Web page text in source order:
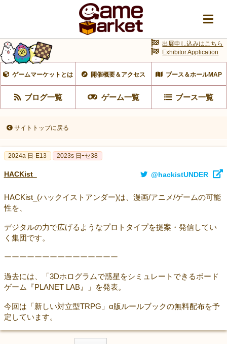
ゲームマーケットとは 開催概要＆アクセス ブース＆ホールMAP
ブログ一覧 ゲーム一覧 ブース一覧
出展申し込みはこちら
Exhibitor Application
サイトトップに戻る
2024a 日-E13 2023s 日ｰセ38
HACKist_ @hackistUNDER
HACKist_(ハックイストアンダー)は、漫画/アニメ/ゲームの可能
性を、
デジタルの力で広げるようなプロトタイプを提案・発信してい
く集団です。
ーーーーーーーーーーーーーーー
過去には、「3Dホログラムで惑星をシミュレートできるボード
ゲーム『PLANET LAB』」を発表。
今回は「新しい対立型TRPG」α版ルールブックの無料配布を予
定しています。